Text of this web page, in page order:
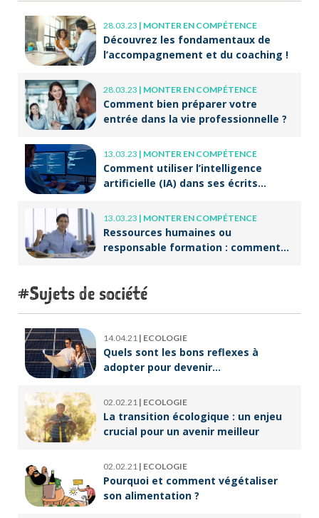
28.03.23 | MONTER EN COMPÉTENCE
Découvrez les fondamentaux de
l’accompagnement et du coaching !
28.03.23 | MONTER EN COMPÉTENCE
Comment bien préparer votre
entrée dans la vie professionnelle ?
13.03.23 | MONTER EN COMPÉTENCE
Comment utiliser l’intelligence
artificielle (IA) dans ses écrits
13.03.23 | MONTER EN COMPÉTENCE
Ressources humaines ou
responsable formation : comment
Sujets de société
14.04.21 | ECOLOGIE
Quels sont les bons reflexes à
adopter pour devenir
02.02.21 | ECOLOGIE
La transition écologique : un enjeu
crucial pour un avenir meilleur
02.02.21 | ECOLOGIE
Pourquoi et comment végétaliser
son alimentation ?